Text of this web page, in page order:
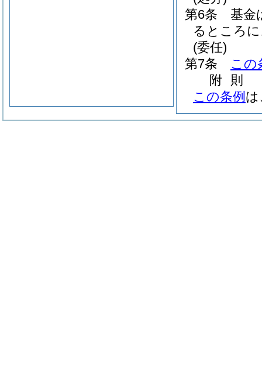
第6条
基金
るところ
(委任)
第7条
この
附 則
この条例 は